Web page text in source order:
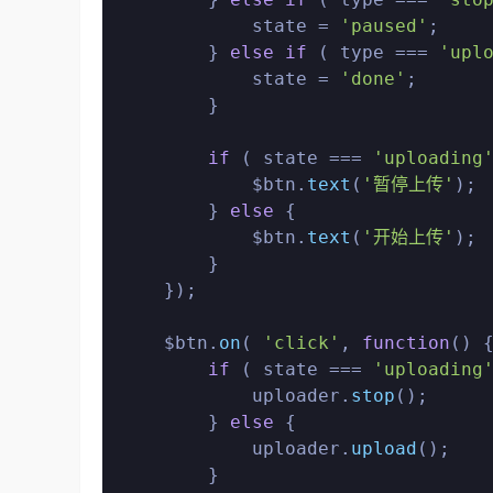
            state =
'paused' ;
        }
else if ( type ===
            state =
'done' ;
if ( state === 'uploading'
            $btn.
text ( '暂停上传' );
        }
else {
            $btn.
text ( '开始上传' );
    $btn.
on ( 'click' , function ( ) {
if ( state === 'uploading'
            uploader.
stop ();
        }
else {
            uploader.
upload ();